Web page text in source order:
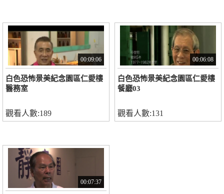
00:09:06
白色恐怖景美紀念園區仁愛樓
醫務室
觀看人數:189
00:06:08
白色恐怖景美紀念園區仁愛樓
餐廳03
觀看人數:131
00:07:37